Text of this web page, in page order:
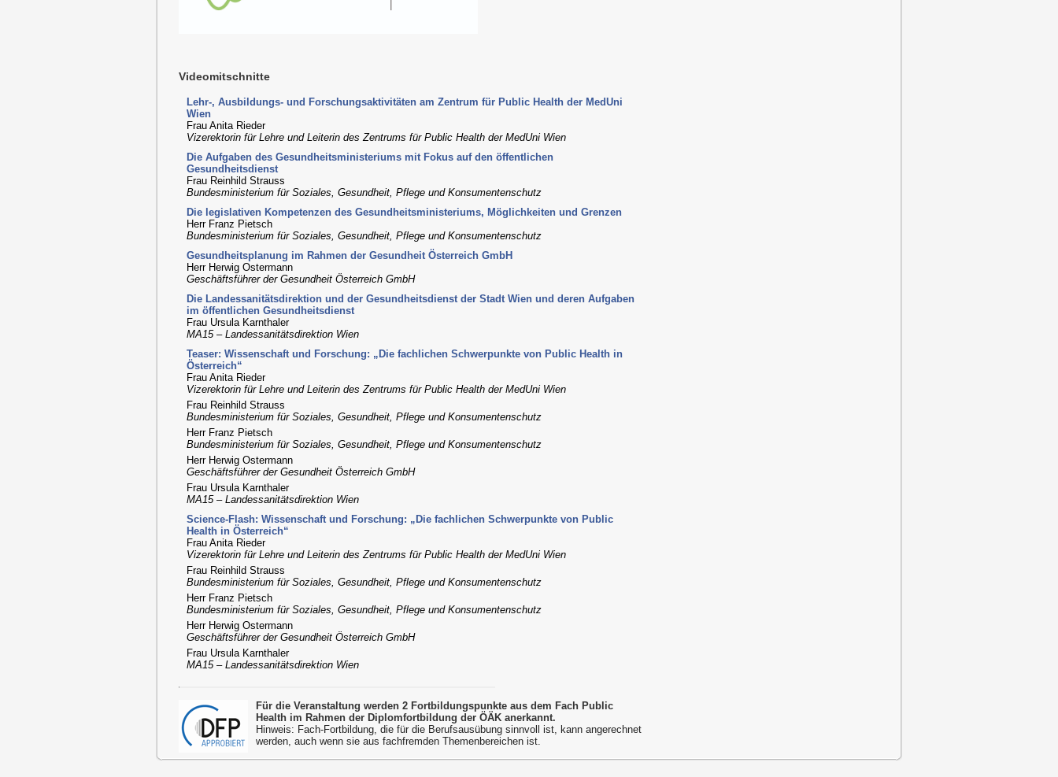
Videomitschnitte
Lehr-, Ausbildungs- und Forschungsaktivitäten am Zentrum für Public Health der MedUni
Wien
Frau Anita Rieder
Vizerektorin für Lehre und Leiterin des Zentrums für Public Health der MedUni Wien
Die Aufgaben des Gesundheitsministeriums mit Fokus auf den öffentlichen
Gesundheitsdienst
Frau Reinhild Strauss
Bundesministerium für Soziales, Gesundheit, Pflege und Konsumentenschutz
Die legislativen Kompetenzen des Gesundheitsministeriums, Möglichkeiten und Grenzen
Herr Franz Pietsch
Bundesministerium für Soziales, Gesundheit, Pflege und Konsumentenschutz
Gesundheitsplanung im Rahmen der Gesundheit Österreich GmbH
Herr Herwig Ostermann
Geschäftsführer der Gesundheit Österreich GmbH
Die Landessanitätsdirektion und der Gesundheitsdienst der Stadt Wien und deren Aufgaben
im öffentlichen Gesundheitsdienst
Frau Ursula Karnthaler
MA15 – Landessanitätsdirektion Wien
Teaser: Wissenschaft und Forschung: „Die fachlichen Schwerpunkte von Public Health in
Österreich“
Frau Anita Rieder
Vizerektorin für Lehre und Leiterin des Zentrums für Public Health der MedUni Wien
Frau Reinhild Strauss
Bundesministerium für Soziales, Gesundheit, Pflege und Konsumentenschutz
Herr Franz Pietsch
Bundesministerium für Soziales, Gesundheit, Pflege und Konsumentenschutz
Herr Herwig Ostermann
Geschäftsführer der Gesundheit Österreich GmbH
Frau Ursula Karnthaler
MA15 – Landessanitätsdirektion Wien
Science-Flash: Wissenschaft und Forschung: „Die fachlichen Schwerpunkte von Public
Health in Österreich“
Frau Anita Rieder
Vizerektorin für Lehre und Leiterin des Zentrums für Public Health der MedUni Wien
Frau Reinhild Strauss
Bundesministerium für Soziales, Gesundheit, Pflege und Konsumentenschutz
Herr Franz Pietsch
Bundesministerium für Soziales, Gesundheit, Pflege und Konsumentenschutz
Herr Herwig Ostermann
Geschäftsführer der Gesundheit Österreich GmbH
Frau Ursula Karnthaler
MA15 – Landessanitätsdirektion Wien
Für die Veranstaltung werden 2 Fortbildungspunkte aus dem Fach Public
Health im Rahmen der Diplomfortbildung der ÖÄK anerkannt.
Hinweis: Fach-Fortbildung, die für die Berufsausübung sinnvoll ist, kann angerechnet
werden, auch wenn sie aus fachfremden Themenbereichen ist.